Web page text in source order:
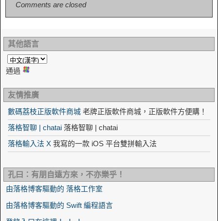
Comments are closed
其他語言
通過
友情推廣
數碼荔枝正版軟件商城 老牌正版軟件商城，正版軟件方便購！
落格智聊 | chatai 落格智聊 | chatai
落格輸入法 X 我寫的一款 iOS 平台雙拼輸入法
孔曰：有朋自遠方來，不亦樂乎！
由落格博客驅動的 落格工作室
由落格博客驅動的 Swift 編程語言